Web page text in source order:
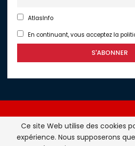
AtlasInfo
En continuant, vous acceptez la
Atlasinfo.fr : l'essentiel de
Ce site Web utilise des cookies
expérience. Nous supposerons